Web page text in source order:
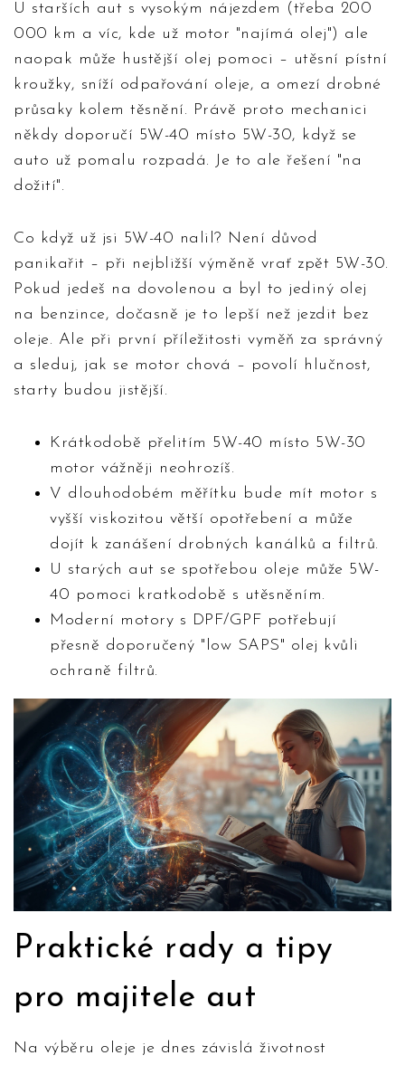
U starších aut s vysokým nájezdem (třeba 200
000 km a víc, kde už motor "najímá olej") ale
naopak může hustější olej pomoci – utěsní pístní
kroužky, sníží odpařování oleje, a omezí drobné
průsaky kolem těsnění. Právě proto mechanici
někdy doporučí 5W-40 místo 5W-30, když se
auto už pomalu rozpadá. Je to ale řešení "na
dožití".
Co když už jsi 5W-40 nalil? Není důvod
panikařit – při nejbližší výměně vrať zpět 5W-30.
Pokud jedeš na dovolenou a byl to jediný olej
na benzince, dočasně je to lepší než jezdit bez
oleje. Ale při první příležitosti vyměň za správný
a sleduj, jak se motor chová – povolí hlučnost,
starty budou jistější.
Krátkodobě přelitím 5W-40 místo 5W-30
motor vážněji neohrozíš.
V dlouhodobém měřítku bude mít motor s
vyšší viskozitou větší opotřebení a může
dojít k zanášení drobných kanálků a filtrů.
U starých aut se spotřebou oleje může 5W-
40 pomoci kratkodobě s utěsněním.
Moderní motory s DPF/GPF potřebují
přesně doporučený "low SAPS" olej kvůli
ochraně filtrů.
Praktické rady a tipy
pro majitele aut
Na výběru oleje je dnes závislá životnost